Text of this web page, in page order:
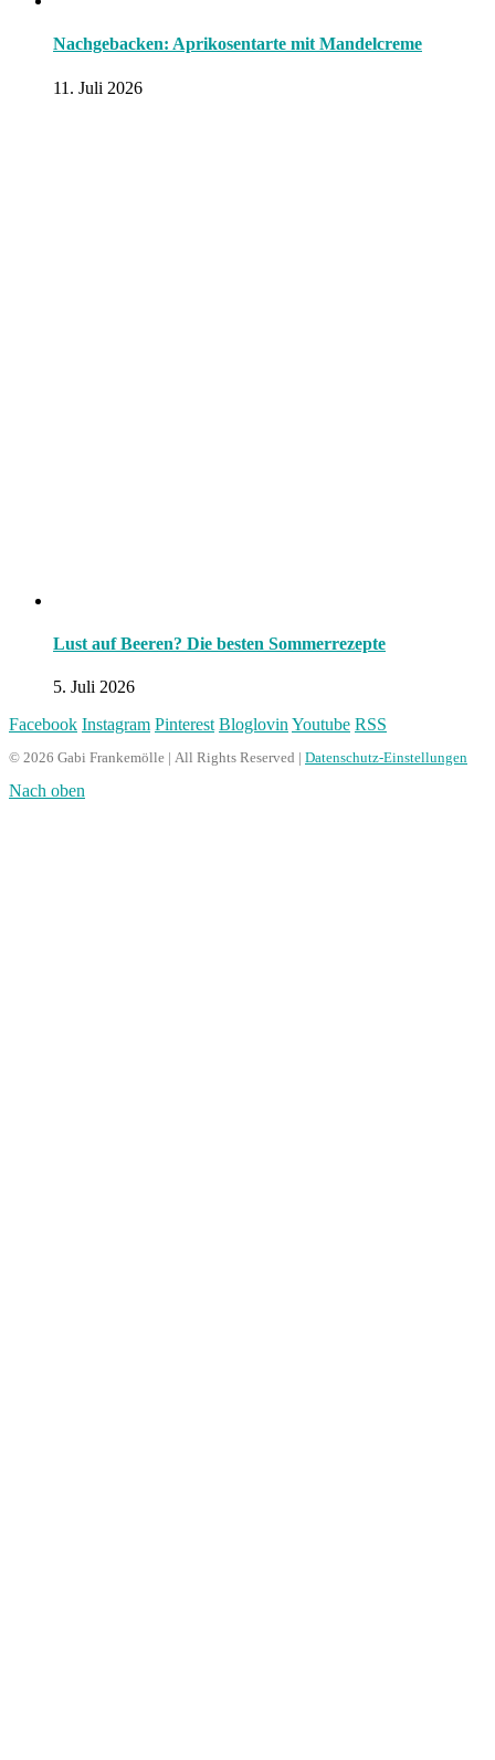
Nachgebacken: Aprikosentarte mit Mandelcreme
11. Juli 2026
Lust auf Beeren? Die besten Sommerrezepte
5. Juli 2026
Facebook Instagram Pinterest Bloglovin Youtube RSS
© 2026 Gabi Frankemölle | All Rights Reserved | Datenschutz-Einstellungen
Nach oben